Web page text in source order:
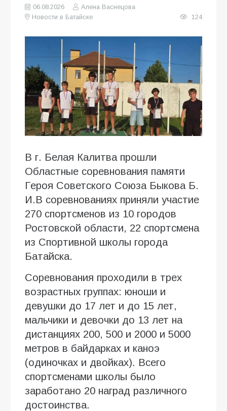
06.08.2026
Алена Васнецова
Новости в Батайске
124
В г. Белая Калитва прошли
Областные соревнования памяти
Героя Советского Союза Быкова Б.
И.В соревнованиях приняли участие
270 спортсменов из 10 городов
Ростовской области, 22 спортсмена
из Спортивной школы города
Батайска.
Соревнования проходили в трех
возрастных группах: юноши и
девушки до 17 лет и до 15 лет,
мальчики и девочки до 13 лет на
дистанциях 200, 500 и 2000 и 5000
метров в байдарках и каноэ
(одиночках и двойках). Всего
спортсменами школы было
заработано 20 наград различного
достоинства.